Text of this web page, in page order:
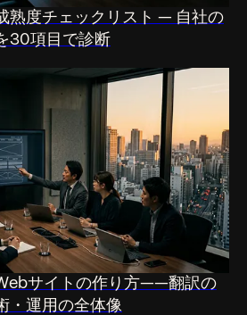
熟度チェックリスト — 自社の
30項目で診断
サイトの作り方——翻訳の
・運用の全体像